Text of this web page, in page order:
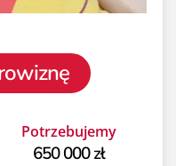
Potrzebujemy
650 000 zł